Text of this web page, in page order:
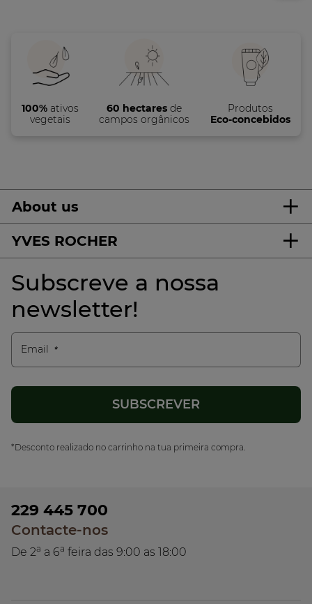
100%ativos
vegetais
60 hectares de
campos orgânicos
Produtos
Eco-concebidos
About us
YVES ROCHER
Subscreve a nossa
newsletter!
Email
*Desconto realizado no carrinho na tua primeira compra.
229 445 700
Contacte-nos
De 2a a 6a feira das 9:00 as 18:00